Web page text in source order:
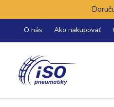
O nás Ako nakupovať